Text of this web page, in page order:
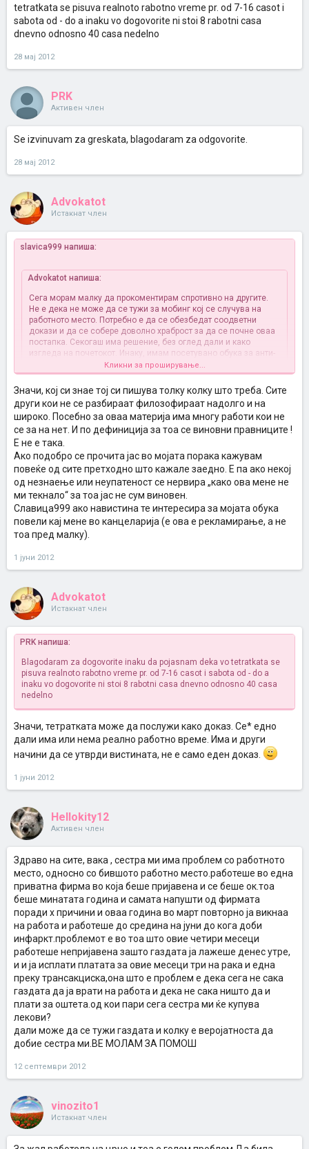
tetratkata se pisuva realnoto rabotno vreme pr. od 7-16 casot i
sabota od - do a inaku vo dogovorite ni stoi 8 rabotni casa
dnevno odnosno 40 casa nedelno
28 мај 2012
PRK
Активен член
Se izvinuvam za greskata, blagodaram za odgovorite.
28 мај 2012
Advokatot
Истакнат член
slavica999 напиша:
Advokatot напиша:
Сега морам малку да прокоментирам спротивно на другите.
Не е дека не може да се тужи за мобинг кој се случува на
работното место. Потребно е да се обезбедат соодветни
докази и да се собере доволно храброст за да се почне оваа
постапка. Секогаш има решение, без оглед дали и како
изгледа на почетокот. Инаку, имам посетувано обука за анти-
За делот кој се однесува на прекувремената работа,
тетратката може да послужи како доказ, само треба да се
види и да се разгледа понудениот материјал (скенираното).
Тоа вака на интернет за жал не може да се направи.
Поздрав до ПРК .
Кликни за проширување...
Аман бе доста со напори за прибирање на муштерии по форумот
А, још на каква обука си бил (ме интересира)?
Кликни за проширување...
Значи, кој си знае тој си пишува толку колку што треба. Сите
други кои не се разбираат филозофираат надолго и на
широко. Посебно за оваа материја има многу работи кои не
се за на нет. И по дефиниција за тоа се виновни правниците !
Е не е така.
Ако подобро се прочита јас во мојата порака кажувам
повеќе од сите претходно што кажале заедно. Е па ако некој
од незнаење или неупатеност се нервира „како ова мене не
ми текнало“ за тоа јас не сум виновен.
Славица999 ако навистина те интересира за мојата обука
повели кај мене во канцеларија (е ова е рекламирање, а не
тоа пред малку).
1 јуни 2012
Advokatot
Истакнат член
PRK напиша:
Blagodaram za dogovorite inaku da pojasnam deka vo tetratkata se
pisuva realnoto rabotno vreme pr. od 7-16 casot i sabota od - do a
inaku vo dogovorite ni stoi 8 rabotni casa dnevno odnosno 40 casa
nedelno
Значи, тетратката може да послужи како доказ. Се* едно
дали има или нема реално работно време. Има и други
начини да се утврди вистината, не е само еден доказ.
1 јуни 2012
Hellokity12
Активен член
Здраво на сите, вака , сестра ми има проблем со работното
место, односно со бившото работно место.работеше во една
приватна фирма во која беше пријавена и се беше ок.тоа
беше минатата година и самата напушти од фирмата
поради х причини и оваа година во март повторно ја викнаа
на работа и работеше до средина на јуни до кога доби
инфаркт.проблемот е во тоа што овие четири месеци
работеше непријавена зашто газдата ја лажеше денес утре,
и и ја исплати платата за овие месеци три на рака и една
преку трансакциска,она што е проблем е дека сега не сака
газдата да ја врати на работа и дека не сака ништо да и
плати за оштета.од кои пари сега сестра ми ќе купува
лекови?
дали може да се тужи газдата и колку е веројатноста да
добие сестра ми.ВЕ МОЛАМ ЗА ПОМОШ
12 септември 2012
vinozito1
Истакнат член